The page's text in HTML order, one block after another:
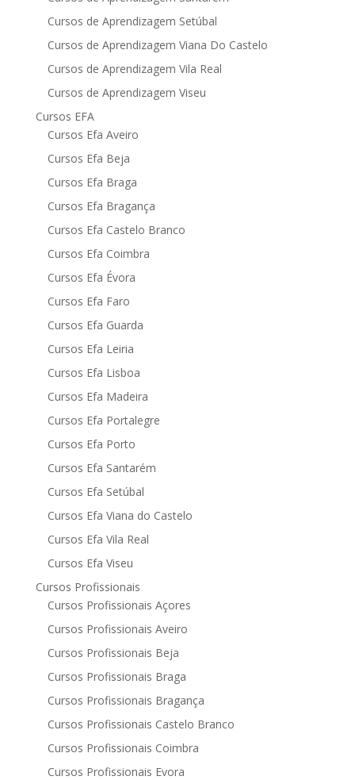
Cursos de Aprendizagem Setúbal
Cursos de Aprendizagem Viana Do Castelo
Cursos de Aprendizagem Vila Real
Cursos de Aprendizagem Viseu
Cursos EFA
Cursos Efa Aveiro
Cursos Efa Beja
Cursos Efa Braga
Cursos Efa Bragança
Cursos Efa Castelo Branco
Cursos Efa Coimbra
Cursos Efa Évora
Cursos Efa Faro
Cursos Efa Guarda
Cursos Efa Leiria
Cursos Efa Lisboa
Cursos Efa Madeira
Cursos Efa Portalegre
Cursos Efa Porto
Cursos Efa Santarém
Cursos Efa Setúbal
Cursos Efa Viana do Castelo
Cursos Efa Vila Real
Cursos Efa Viseu
Cursos Profissionais
Cursos Profissionais Açores
Cursos Profissionais Aveiro
Cursos Profissionais Beja
Cursos Profissionais Braga
Cursos Profissionais Bragança
Cursos Profissionais Castelo Branco
Cursos Profissionais Coimbra
Cursos Profissionais Evora